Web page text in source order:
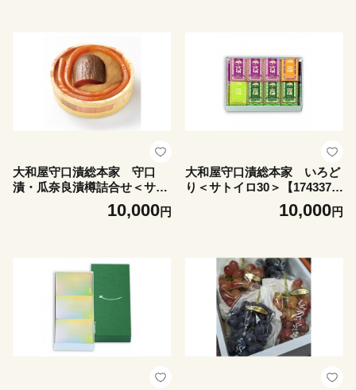
大和屋守口漬総本家 守口
漬・瓜奈良漬樽詰合せ＜サト
モナタ30＞【1743366】
10,000円
大和屋守口漬総本家 いろど
り＜サトイロ30＞【174337
10,000円